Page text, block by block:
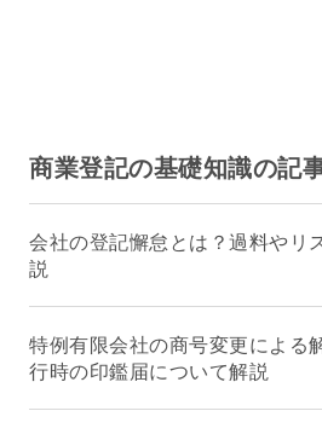
商業登記の基礎知識の記
会社の登記懈怠とは？過料やリ
説
特例有限会社の商号変更による
行時の印鑑届について解説